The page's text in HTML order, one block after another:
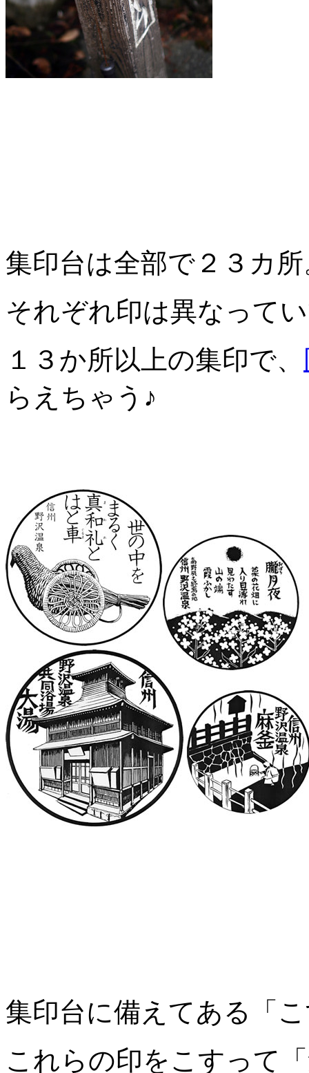
集印台は全部で２３カ
それぞれ印は異なって
１３か所以上の集印で、
らえちゃう♪
集印台に備えてある「
これらの印をこすって